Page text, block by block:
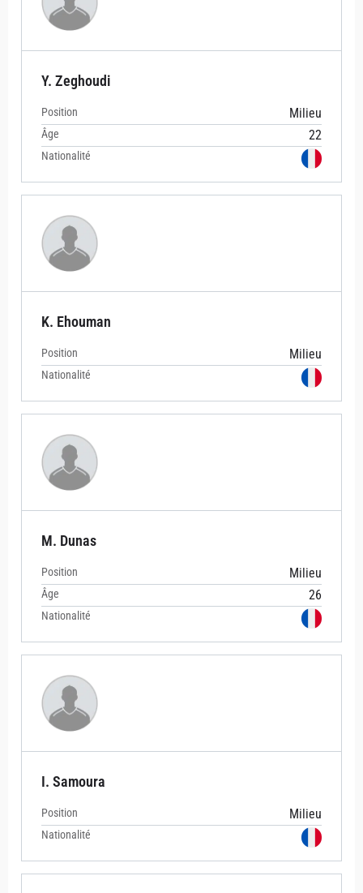
Y. Zeghoudi
Position Milieu
Âge 22
Nationalité
K. Ehouman
Position Milieu
Nationalité
M. Dunas
Position Milieu
Âge 26
Nationalité
I. Samoura
Position Milieu
Nationalité